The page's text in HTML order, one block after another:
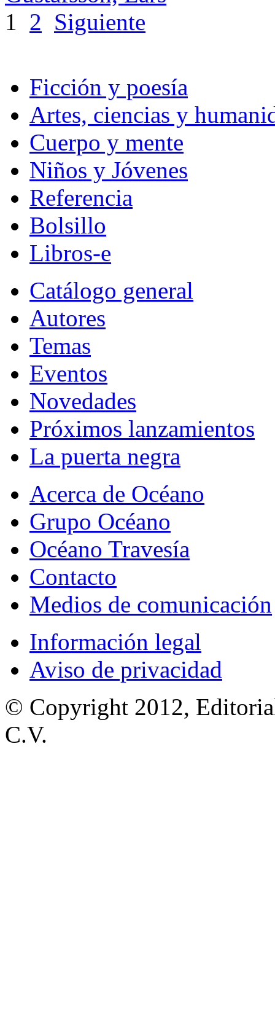
1 2 Siguiente
Ficción y poesía
Artes, ciencias y
Cuerpo y mente
Niños y Jóvenes
Referencia
Bolsillo
Libros-e
Catálogo general
Autores
Temas
Eventos
Novedades
Próximos lanzamientos
La puerta negra
Acerca de Océano
Grupo Océano
Océano Travesía
Contacto
Medios de comunicación
Información legal
Aviso de privacidad
© Copyright 2012,
C.V.